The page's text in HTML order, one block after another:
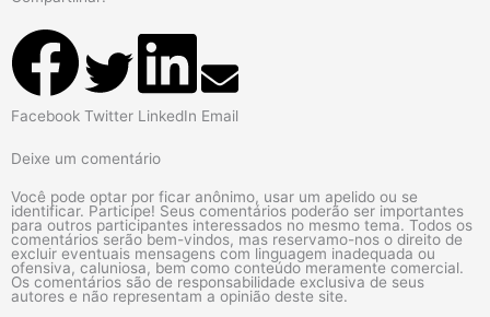
Facebook Twitter LinkedIn Email
Deixe um comentário
Você pode optar por ficar anônimo, usar um apelido ou se
identificar. Participe! Seus comentários poderão ser importantes
para outros participantes interessados no mesmo tema. Todos os
comentários serão bem-vindos, mas reservamo-nos o direito de
excluir eventuais mensagens com linguagem inadequada ou
ofensiva, caluniosa, bem como conteúdo meramente comercial.
Os comentários são de responsabilidade exclusiva de seus
autores e não representam a opinião deste site.